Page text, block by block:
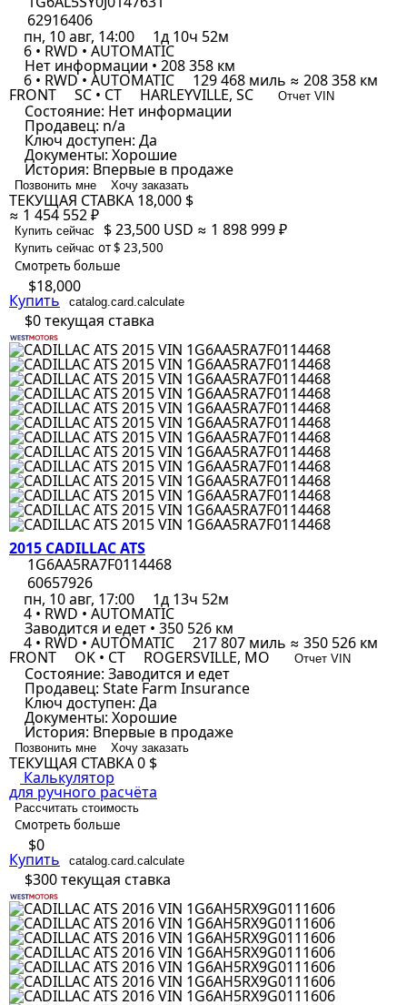
62916406
пн, 10 авг, 14:00
1д 10ч 52м
6 • RWD • AUTOMATIC
Нет информации • 208 358 км
6 • RWD • AUTOMATIC 129 468 миль ≈ 208 358 км
FRONT SC • CT HARLEYVILLE, SC Отчет VIN
Состояние: Нет информации
Продавец: n/a
Ключ доступен: Да
Документы: Хорошие
История: Впервые в продаже
Позвонить мне Хочу заказать
ТЕКУЩАЯ СТАВКА 18,000 $
≈ 1 454 552 ₽
Купить сейчас $ 23,500 USD ≈ 1 898 999 ₽
Купить сейчас от $ 23,500
Смотреть больше
$18,000
Купить catalog.card.calculate
$0текущая ставка
2015 CADILLAC ATS
1G6AA5RA7F0114468
60657926
пн, 10 авг, 17:00
1д 13ч 52м
4 • RWD • AUTOMATIC
Заводится и едет • 350 526 км
4 • RWD • AUTOMATIC 217 807 миль ≈ 350 526 км
FRONT OK • CT ROGERSVILLE, MO Отчет VIN
Состояние: Заводится и едет
Продавец: State Farm Insurance
Ключ доступен: Да
Документы: Хорошие
История: Впервые в продаже
Позвонить мне Хочу заказать
ТЕКУЩАЯ СТАВКА0 $
Калькулятор
для ручного расчёта
Рассчитать стоимость
Смотреть больше
$0
Купить catalog.card.calculate
$300текущая ставка